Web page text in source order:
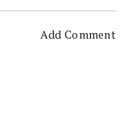
Add Comment